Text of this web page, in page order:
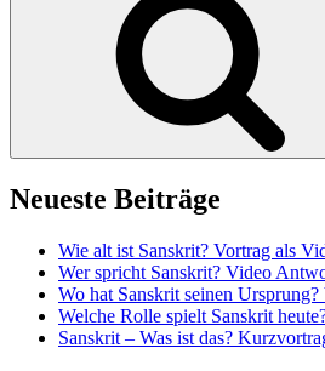
Neueste Beiträge
Wie alt ist Sanskrit? Vortrag als
Wer spricht Sanskrit? Video
Wo hat Sanskrit seinen
Welche Rolle spielt Sanskrit
Sanskrit – Was ist das?